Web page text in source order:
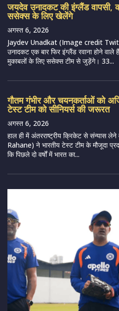
जयदेव उनादकट की इंग्लैंड वापसी,
ससेक्स के लिए खेलेंगे
अगस्त 6, 2026
Jaydev Unadkat (Image credit
उनादकट एक बार फिर इंग्लैंड रवाना होने
मुकाबलों के लिए ससेक्स टीम से जुड़ेंगे। 33...
गौतम गंभीर और चयनकर्ताओं को
टेस्ट टीम को सीनियर्स की जरूरत
अगस्त 6, 2026
हाल ही में अंतरराष्ट्रीय क्रिकेट से संन्यास
Rahane) ने भारतीय टेस्ट टीम के मौजूदा
कि पिछले दो वर्षों में भारत का...